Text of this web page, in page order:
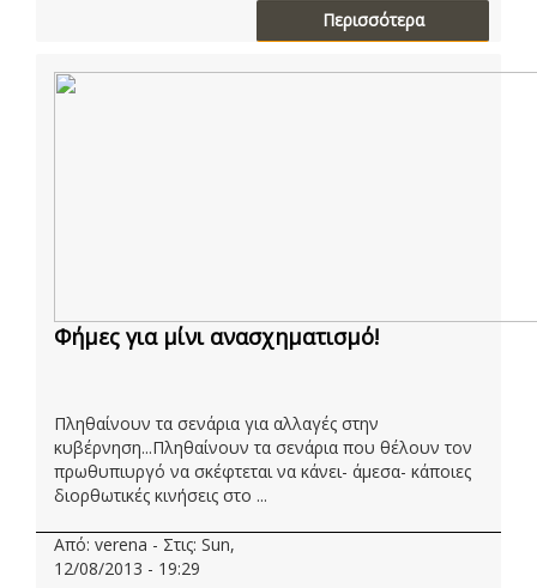
Περισσότερα
Φήμες για μίνι ανασχηματισμό!
Πληθαίνουν τα σενάρια για αλλαγές στην
κυβέρνηση...Πληθαίνουν τα σενάρια που θέλουν τον
πρωθυπιυργό να σκέφτεται να κάνει- άμεσα- κάποιες
διορθωτικές κινήσεις στο ...
Από: verena - Στις: Sun,
12/08/2013 - 19:29